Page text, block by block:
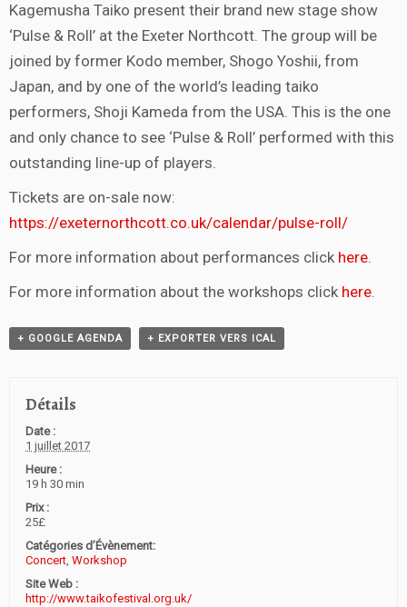
Kagemusha Taiko present their brand new stage show
‘Pulse & Roll’ at the Exeter Northcott. The group will be
joined by former Kodo member, Shogo Yoshii, from
Japan, and by one of the world’s leading taiko
performers, Shoji Kameda from the USA. This is the one
and only chance to see ‘Pulse & Roll’ performed with this
outstanding line-up of players.
Tickets are on-sale now:
https://exeternorthcott.co.uk/calendar/pulse-roll/
For more information about performances click here.
For more information about the workshops click here.
+ GOOGLE AGENDA + EXPORTER VERS ICAL
Détails
Date :
1 juillet 2017
Heure :
19 h 30 min
Prix :
25£
Catégories d’Évènement:
Concert,Workshop
Site Web :
http://www.taikofestival.org.uk/